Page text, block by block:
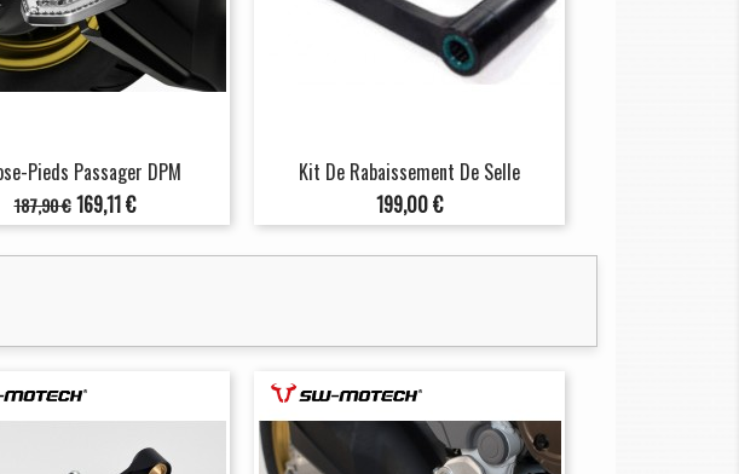
Pieds Passager DPM
Prix
de
base
187,90 € Prix
169,11 €
Kit De Rabaissement De Selle
Prix
199,00 €